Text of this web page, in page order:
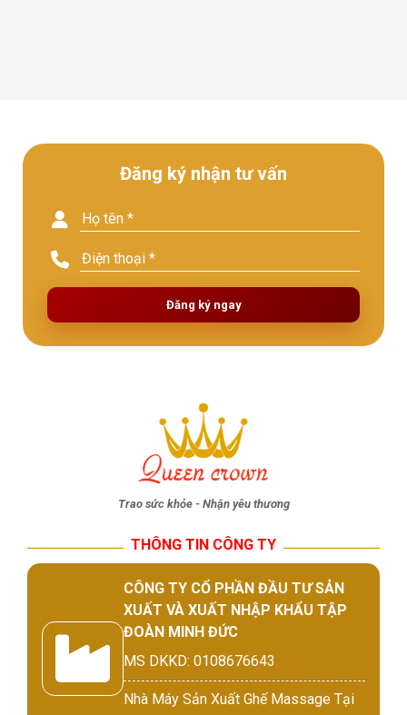
Đăng ký nhận tư vấn
Đăng ký ngay
Trao sức khỏe - Nhận yêu thương
THÔNG TIN CÔNG TY
CÔNG TY CỔ PHẦN ĐẦU TƯ SẢN
XUẤT VÀ XUẤT NHẬP KHẨU TẬP
ĐOÀN MINH ĐỨC
MS DKKD: 0108676643
Nhà Máy Sản Xuất Ghế Massage Tại